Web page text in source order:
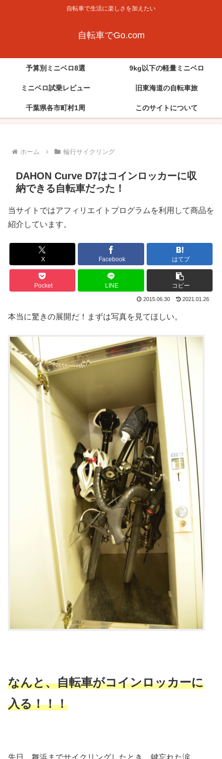
自転車で生活に楽しさを加えたい
自転車でGo.com
予算別ミニベロ8選 9kg以下の軽量ミニベロ
ミニベロ試乗レビュー 旧東海道の自転車旅
千葉県各市町村1周 このサイトについて
ホーム 輪行サイクリング
DAHON Curve D7はコインロッカーに収
納できる自転車だった！
当サイトではアフィリエイトプログラムを利用して商品を
紹介しています。
X Facebook はてブ
Pocket LINE コピー
2015.06.30 2021.01.26
本当に驚きの展開だ！まずは写真を見てほしい。
なんと、自転車がコインロッカーに
入る！！！
先日、舞浜までサイクリングしたとき、鍵忘れた涙